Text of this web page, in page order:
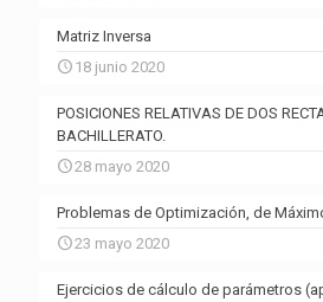
Matriz Inversa
18 junio 2020
POSICIONES RELATIVAS DE DOS
BACHILLERATO.
28 mayo 2020
Problemas de Optimización, de
23 mayo 2020
Ejercicios de cálculo de parámetros